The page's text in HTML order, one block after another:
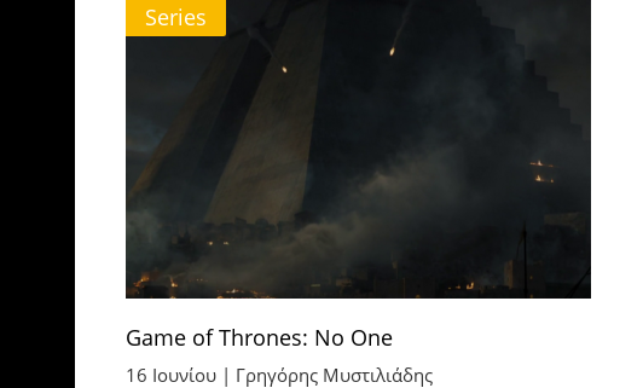
Series
Game of Thrones: No One
16 Ιουνίου | Γρηγόρης Μυστιλιάδης